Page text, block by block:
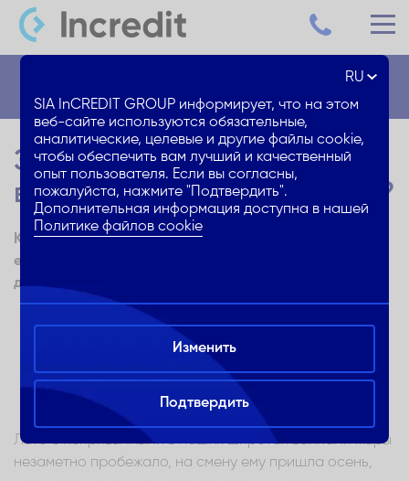
Зачем нужны увлажнители
воздуха и как их выбирать?
Как понять, нужен ли в доме увлажнитель воздуха? А
если нужен, то как выбрать правильный? Читай
дальше, и Ты получишь ответы на эти вопросы!
Нужен ли увлажнитель воздуха?
Лето с непривычными в наших широтах волнами жары
незаметно пробежало, на смену ему пришла осень,
RU
SIA InCREDIT GROUP информирует, что на этом
веб-сайте используются обязательные,
аналитические, целевые и другие файлы cookie,
чтобы обеспечить вам лучший и качественный
опыт пользователя. Если вы согласны,
пожалуйста, нажмите "Подтвердить".
Дополнительная информация доступна в нашей
Политике файлов cookie
Изменить
Подтвердить